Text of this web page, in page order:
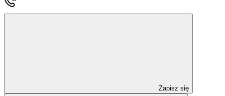
Zapisz się